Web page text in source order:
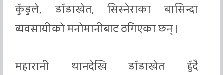
कुँडुले, डाँडाखेत, सिस्नेराका बासिन्दा
व्यवसायीको मनोमानीबाट ठगिएका छन् ।
महारानी थानदेखि डाँडाखेत हुँदै